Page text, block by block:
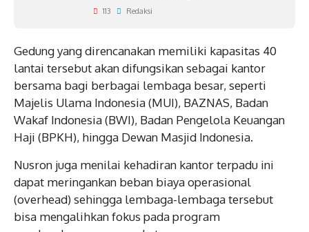
113 Redaksi
Gedung yang direncanakan memiliki kapasitas 40
lantai tersebut akan difungsikan sebagai kantor
bersama bagi berbagai lembaga besar, seperti
Majelis Ulama Indonesia (MUI), BAZNAS, Badan
Wakaf Indonesia (BWI), Badan Pengelola Keuangan
Haji (BPKH), hingga Dewan Masjid Indonesia.
Nusron juga menilai kehadiran kantor terpadu ini
dapat meringankan beban biaya operasional
(overhead) sehingga lembaga-lembaga tersebut
bisa mengalihkan fokus pada program